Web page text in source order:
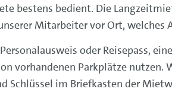
bestens bedient. Die
Mitarbeiter vor Ort, welches
oder Reisepass,
vorhandenen Parkplätze
Schlüssel im Briefkasten der